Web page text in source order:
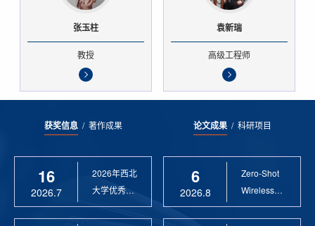
张玉柱
教授
袁新瑞
高级工程师
获奖信息/ 著作成果
16
2026.7
2026年西北
大学优秀硕
士论文指导
论文成果/ 科研项目
6
2026.8
Zero-Shot
Wireless
Sensor